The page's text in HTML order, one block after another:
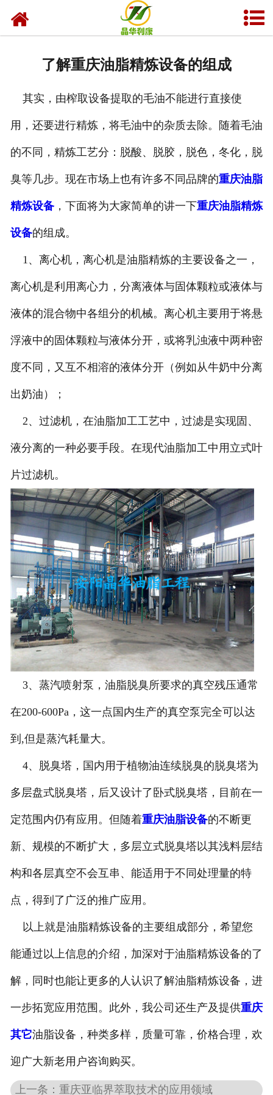
技术资料
新闻中心
联系我们
了解重庆油脂精炼设备的组成
其实，由榨取设备提取的毛油不能进行直接使
用，还要进行精炼，将毛油中的杂质去除。随着毛油
的不同，精炼工艺分：脱酸、脱胶，脱色，冬化，脱
臭等几步。现在市场上也有许多不同品牌的重庆油脂
精炼设备，下面将为大家简单的讲一下重庆油脂精炼
设备的组成。
1、离心机，离心机是油脂精炼的主要设备之一，
离心机是利用离心力，分离液体与固体颗粒或液体与
液体的混合物中各组分的机械。离心机主要用于将悬
浮液中的固体颗粒与液体分开，或将乳浊液中两种密
度不同，又互不相溶的液体分开（例如从牛奶中分离
出奶油）；
2、过滤机，在油脂加工工艺中，过滤是实现固、
液分离的一种必要手段。在现代油脂加工中用立式叶
片过滤机。
3、蒸汽喷射泵，油脂脱臭所要求的真空残压通常
在200-600Pa，这一点国内生产的真空泵完全可以达
到,但是蒸汽耗量大。
4、脱臭塔，国内用于植物油连续脱臭的脱臭塔为
多层盘式脱臭塔，后又设计了卧式脱臭塔，目前在一
定范围内仍有应用。但随着重庆油脂设备的不断更
新、规模的不断扩大，多层立式脱臭塔以其浅料层结
构和各层真空不会互串、能适用于不同处理量的特
点，得到了广泛的推广应用。
以上就是油脂精炼设备的主要组成部分，希望您
能通过以上信息的介绍，加深对于油脂精炼设备的了
解，同时也能让更多的人认识了解油脂精炼设备，进
一步拓宽应用范围。此外，我公司还生产及提供重庆
其它油脂设备，种类多样，质量可靠，价格合理，欢
迎广大新老用户咨询购买。
上一条：重庆亚临界萃取技术的应用领域